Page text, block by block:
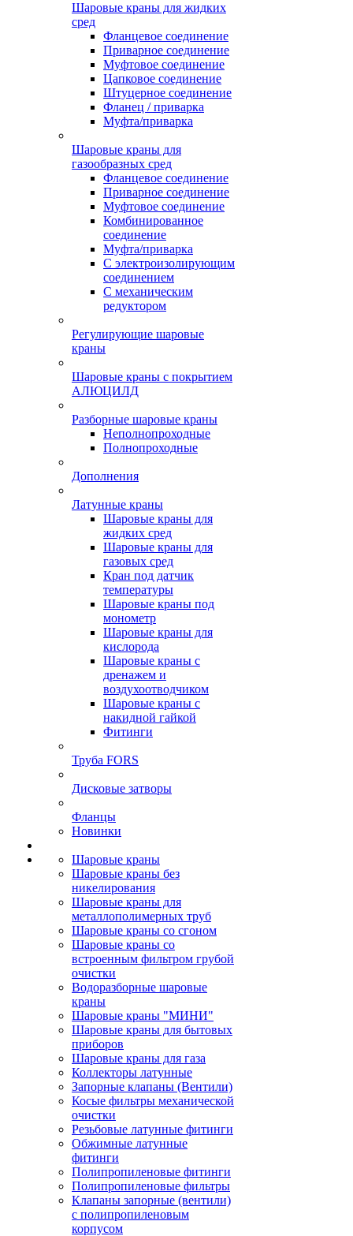
Шаровые краны для жидких
сред
Фланцевое соединение
Приварное соединение
Муфтовое соединение
Цапковое соединение
Штуцерное соединение
Фланец / приварка
Муфта/приварка
Шаровые краны для
газообразных сред
Фланцевое соединение
Приварное соединение
Муфтовое соединение
Комбинированное
соединение
Муфта/приварка
С электроизолирующим
соединением
С механическим
редуктором
Регулирующие шаровые
краны
Шаровые краны с покрытием
АЛЮЦИЛД
Разборные шаровые краны
Неполнопроходные
Полнопроходные
Дополнения
Латунные краны
Шаровые краны для
жидких сред
Шаровые краны для
газовых сред
Кран под датчик
температуры
Шаровые краны под
монометр
Шаровые краны для
кислорода
Шаровые краны с
дренажем и
воздухоотводчиком
Шаровые краны с
накидной гайкой
Фитинги
Труба FORS
Дисковые затворы
Фланцы
Новинки
Шаровые краны
Шаровые краны без
никелирования
Шаровые краны для
металлополимерных труб
Шаровые краны со сгоном
Шаровые краны со
встроенным фильтром грубой
очистки
Водоразборные шаровые
краны
Шаровые краны "МИНИ"
Шаровые краны для бытовых
приборов
Шаровые краны для газа
Коллекторы латунные
Запорные клапаны (Вентили)
Косые фильтры механической
очистки
Резьбовые латунные фитинги
Обжимные латунные
фитинги
Полипропиленовые фитинги
Полипропиленовые фильтры
Клапаны запорные (вентили)
с полипропиленовым
корпусом